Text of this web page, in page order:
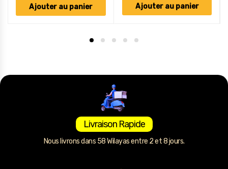
Ajouter au panier Ajouter au panier
Livraison Rapide
Nous livrons dans 58 Wilayas entre 2 et 8 jours.